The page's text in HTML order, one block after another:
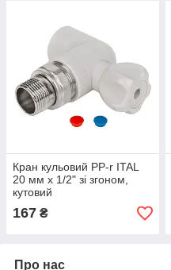
Кран кульовий PP-r ITAL
20 мм х 1/2" зі згоном,
кутовий
167 ₴
Про нас